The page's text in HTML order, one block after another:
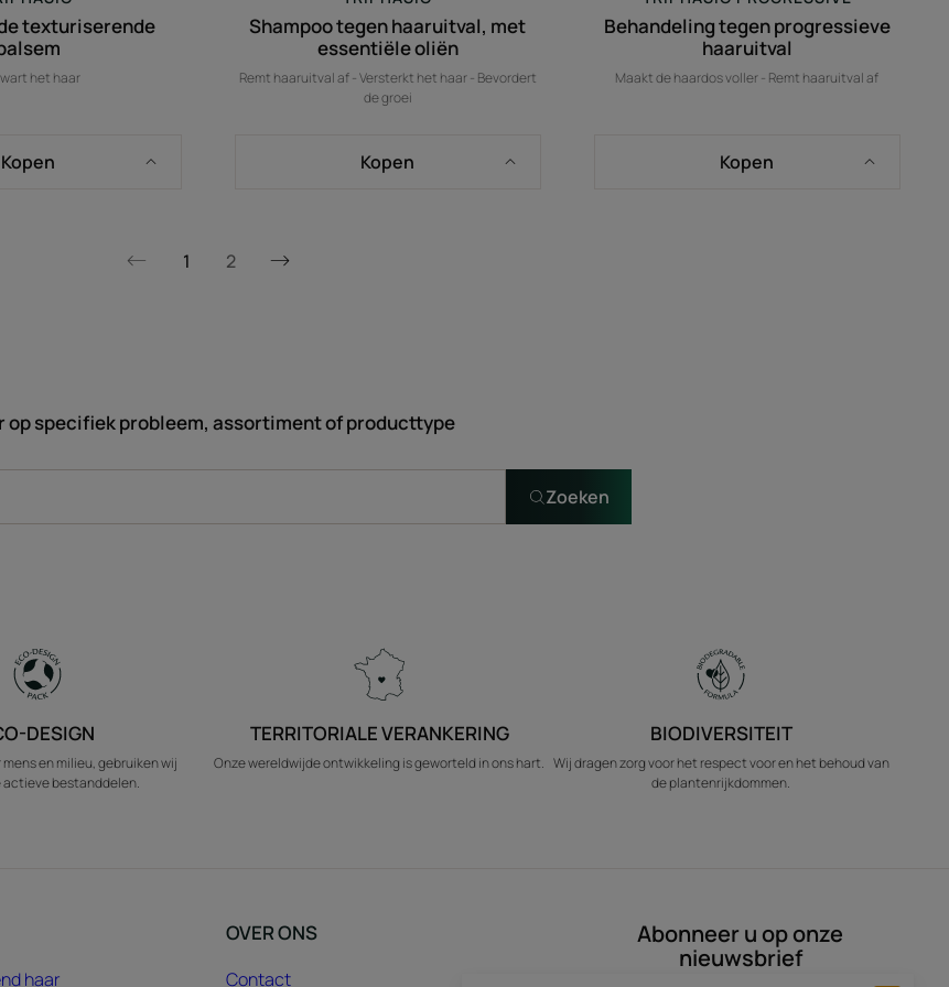
texturiserende
het haar
Kopen
Shampoo tegen haaruitval, met
essentiële oliën
Remt haaruitval af - Versterkt het haar - Bevordert
de groei
Kopen
Behandeling tegen progressieve
haaruitval
Maakt de haardos voller - Remt haaruitval af
Kopen
1 2
Volgende
op specifiek probleem, assortiment of producttype
Zoeken
DESIGN
en milieu, gebruiken wij
bestanddelen.
TERRITORIALE VERANKERING
Onze wereldwijde ontwikkeling is geworteld in ons hart.
BIODIVERSITEIT
Wij dragen zorg voor het respect voor en het behoud van
de plantenrijkdommen.
Abonneer u op onze
nieuwsbrief
haar
OVER ONS
Contact